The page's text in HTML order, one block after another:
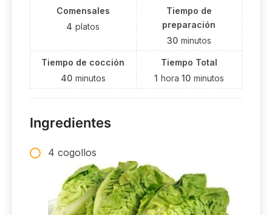
Comensales
4 platos
Tiempo de
preparación
30 minutos
Tiempo de cocción
40 minutos
Tiempo Total
1 hora 10 minutos
Ingredientes
4 cogollos